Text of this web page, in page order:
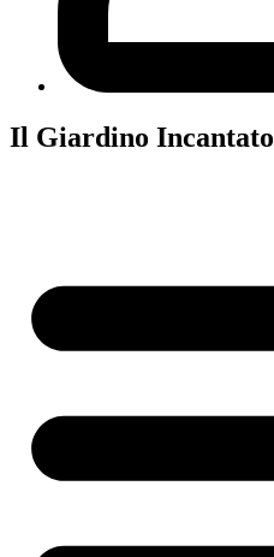
Il Giardino Incantato